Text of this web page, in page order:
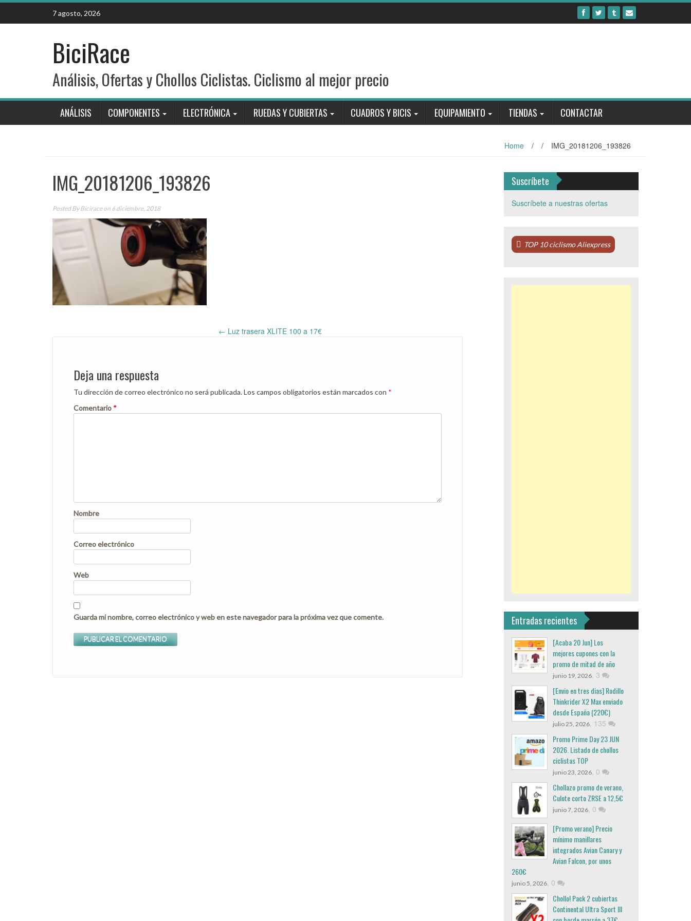
Skip
content
7 agosto, 2026
BiciRace
Análisis, Ofertas y Chollos Ciclistas. Ciclismo al mejor precio
ANÁLISIS COMPONENTES ELECTRÓNICA RUEDAS Y CUBIERTAS CUADROS Y BICIS EQUIPAMIENTO TIENDAS CONTACTAR
Home / / IMG_20181206_193826
IMG_20181206_193826
Posted ByBiciraceon 6 diciembre, 2018
Post
navigation
← Luz trasera XLITE 100 a 17€
Deja una respuesta
Tu dirección de correo electrónico no será publicada.Los campos obligatorios están marcados con *
Comentario *
Nombre
Correo electrónico
Web
Guarda mi nombre, correo electrónico y web en este navegador para la próxima vez que comente.
Suscríbete
Suscríbete a nuestras ofertas
TOP 10 ciclismo Aliexpress
Entradas recientes
[Acaba 20 Jun] Los
mejores cupones con la
promo de mitad de año
junio 19, 2026, 3
[Envio en tres dias] Rodillo
Thinkrider X2 Max enviado
desde España (220€)
julio 25, 2026, 135
Promo Prime Day 23 JUN
2026. Listado de chollos
ciclistas TOP
junio 23, 2026, 0
Chollazo promo de verano,
Culote corto ZRSE a 12,5€
junio 7, 2026, 0
[Promo verano] Precio
mínimo manillares
integrados Avian Canary y
Avian Falcon, por unos
260€
junio 5, 2026, 0
Chollo! Pack 2 cubiertas
Continental Ultra Sport III